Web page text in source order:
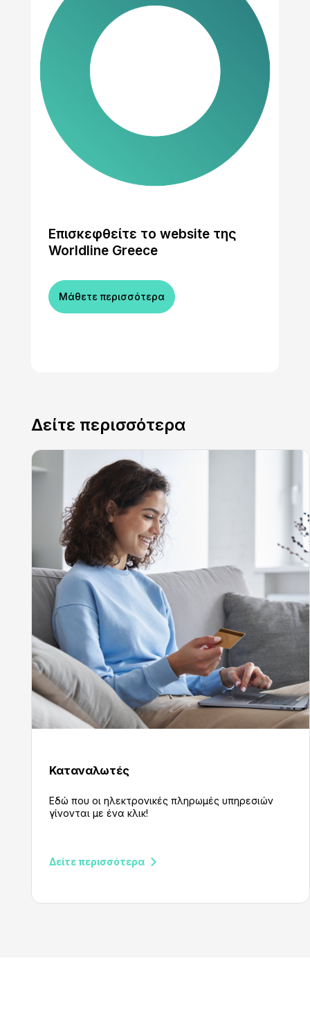
Επισκεφθείτε το website της
Worldline Greece
Μάθετε περισσότερα
Δείτε περισσότερα
Καταναλωτές
Εδώ που οι ηλεκτρονικές πληρωμές υπηρεσιών
γίνονται με ένα κλικ!
Δείτε περισσότερα